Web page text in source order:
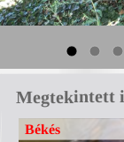
Megtekintett
0
Békés